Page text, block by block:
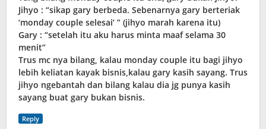
Jihyo : “sikap gary berbeda. Sebenarnya gary berteriak
‘monday couple selesai’ ” (jihyo marah karena itu)
Gary : “setelah itu aku harus minta maaf selama 30
menit”
Trus mc nya bilang, kalau monday couple itu bagi jihyo
lebih keliatan kayak bisnis,kalau gary kasih sayang. Trus
jihyo ngebantah dan bilang kalau dia jg punya kasih
sayang buat gary bukan bisnis.
Reply